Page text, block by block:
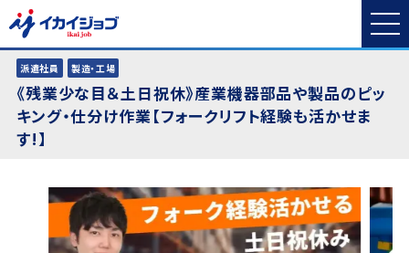
派遣社員 製造・工場
《残業少な目＆土日祝休》産業機器部品や製品のピッ
キング・仕分け作業【フォークリフト経験も活かせま
す!】